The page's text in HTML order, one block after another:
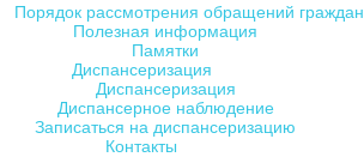
Порядок рассмотрения обращений граждан
Полезная информация
Памятки
Диспансеризация
Диспансеризация
Диспансерное наблюдение
Записаться на диспансеризацию
Контакты